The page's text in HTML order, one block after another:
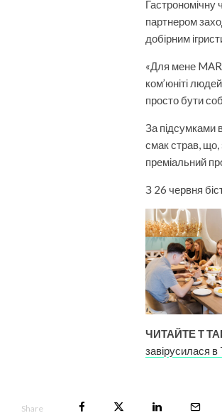
партнером
добірним
«Для мене
ком’юніті
просто бути
За підсумками
смак страв, що,
преміальний
З 26 червня
ЧИТАЙТЕ Т
завірусилася
Share